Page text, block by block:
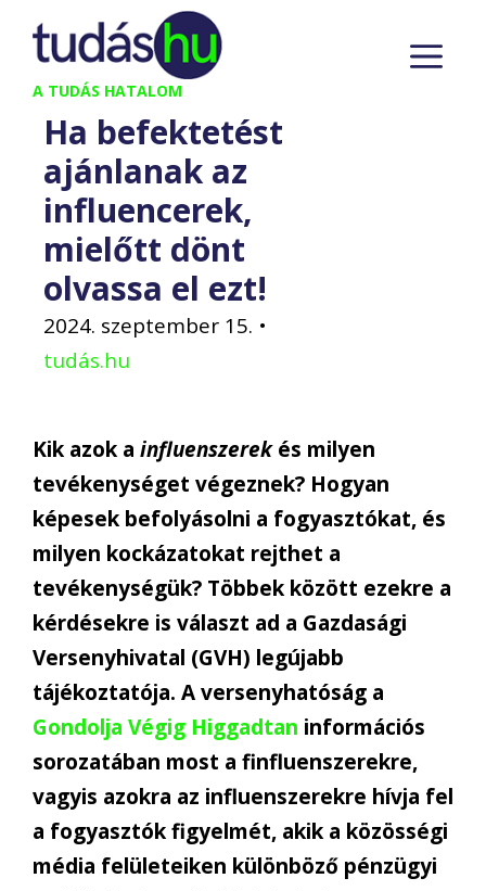
Kilépés
tartalomba
A TUDÁS HATALOM
Ha befektetést
ajánlanak az
influencerek,
mielőtt dönt
olvassa el ezt!
2024. szeptember 15. •
tudás.hu
Kik azok a influenszerekés milyen
tevékenységet végeznek? Hogyan
képesek befolyásolni a fogyasztókat, és
milyen kockázatokat rejthet a
tevékenységük? Többek között ezekre a
kérdésekre is választ ad a Gazdasági
Versenyhivatal (GVH) legújabb
tájékoztatója. A versenyhatóság a
Gondolja Végig Higgadtan információs
sorozatában most a finfluenszerekre,
vagyis azokra az influenszerekre hívja fel
a fogyasztókfigyelmét, akik a közösségi
média felületeiken különböző pénzügyi